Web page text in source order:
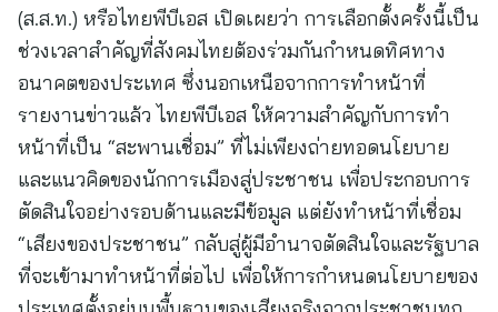
(ส.ส.ท.) หรือไทยพีบีเอส เปิดเผยว่า การเลือกตั้งครั้งนี้เป็น
ช่วงเวลาสำคัญที่สังคมไทยต้องร่วมกันกำหนดทิศทาง
อนาคตของประเทศ ซึ่งนอกเหนือจากการทำหน้าที่
รายงานข่าวแล้ว ไทยพีบีเอส ให้ความสำคัญกับการทำ
หน้าที่เป็น “สะพานเชื่อม” ที่ไม่เพียงถ่ายทอดนโยบาย
และแนวคิดของนักการเมืองสู่ประชาชน เพื่อประกอบการ
ตัดสินใจอย่างรอบด้านและมีข้อมูล แต่ยังทำหน้าที่เชื่อม
“เสียงของประชาชน” กลับสู่ผู้มีอำนาจตัดสินใจและรัฐบาล
ที่จะเข้ามาทำหน้าที่ต่อไป เพื่อให้การกำหนดนโยบายของ